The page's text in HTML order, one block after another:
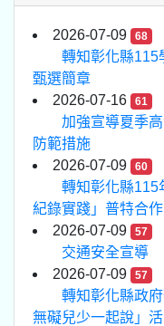
2026-07-09 68
轉知彰化縣115
甄選簡章
2026-07-16
61
加強宣導夏季
防範措施
2026-07-09
60
轉知彰化縣115
紀錄實踐」普特合作
2026-07-09
57
交通安全宣導
2026-07-09
57
轉知彰化縣政
無礙兒少一起說」活